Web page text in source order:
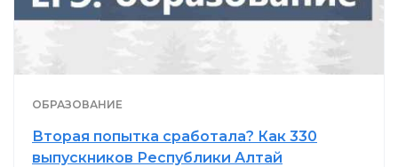
ОБРАЗОВАНИЕ
Вторая попытка сработала? Как 330
выпускников Республики Алтай